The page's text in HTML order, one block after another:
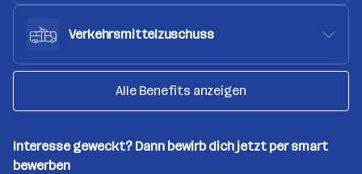
Verkehrsmittelzuschuss
Alle Benefits anzeigen
Interesse geweckt? Dann bewirb dich jetzt per smart
bewerben